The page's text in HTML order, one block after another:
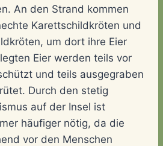
An den Strand kommen
Karettschildkröten und
um dort ihre Eier
Eier werden teils vor
und teils ausgegraben
Durch den stetig
auf der Insel ist
häufiger nötig, da die
vor den Menschen